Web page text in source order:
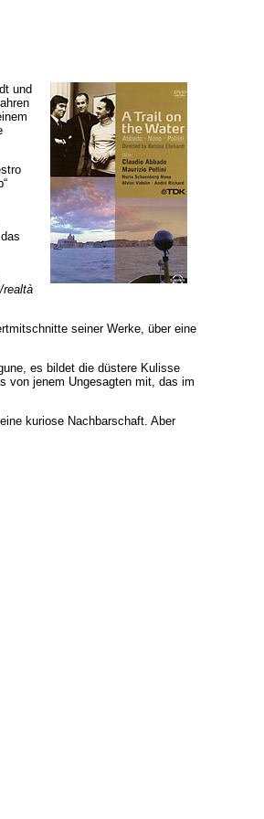
und
realtà
seiner Werke, über eine
es bildet die düstere Kulisse
von jenem Ungesagten mit, das im
kuriose Nachbarschaft. Aber